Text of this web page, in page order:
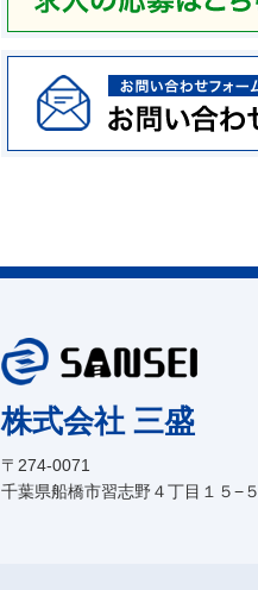
株式会社 三盛
〒274-0071
千葉県船橋市習志野４丁目１５−５